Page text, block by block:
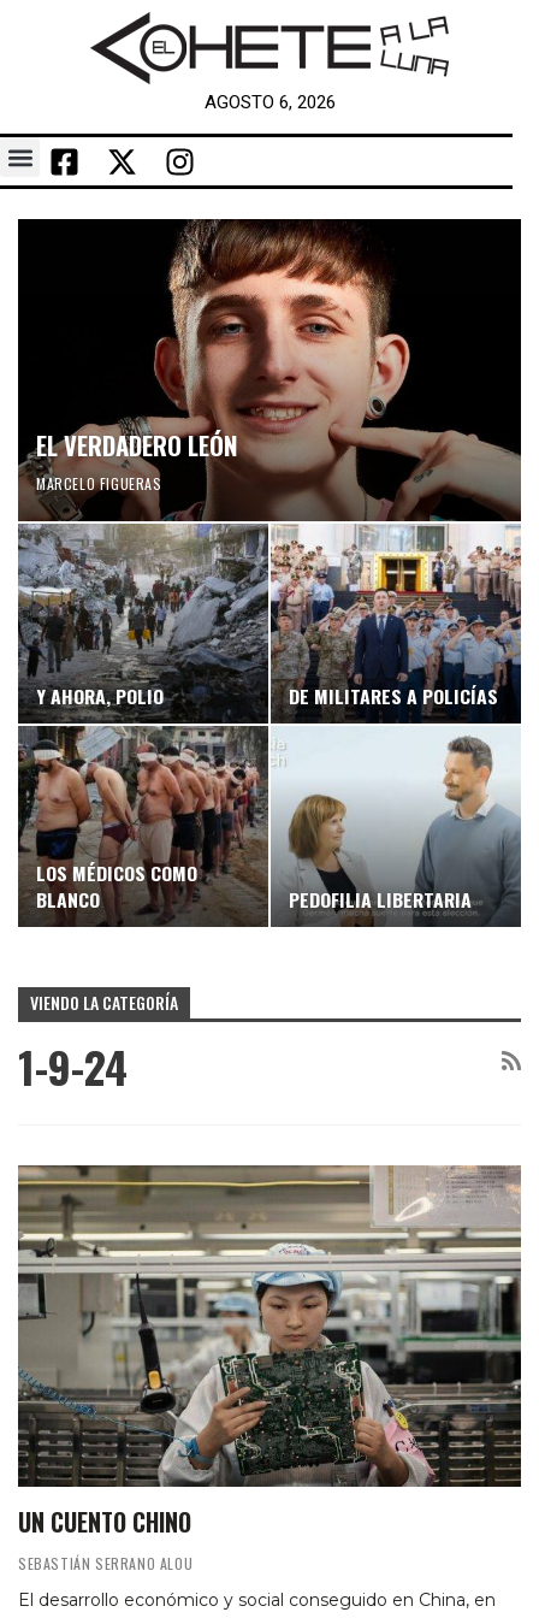
AGOSTO 6, 2026
EL VERDADERO LEÓN
MARCELO FIGUERAS
Y AHORA, POLIO DE MILITARES A POLICÍAS
LOS MÉDICOS COMO
BLANCO
PEDOFILIA LIBERTARIA
VIENDO LA CATEGORÍA
1-9-24
UN CUENTO CHINO
SEBASTIÁN SERRANO ALOU
El desarrollo económico y social conseguido en China, en